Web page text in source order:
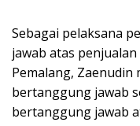
Sebagai pelaksana
jawab atas
Pemalang,
bertanggung jawab
bertanggung jawab